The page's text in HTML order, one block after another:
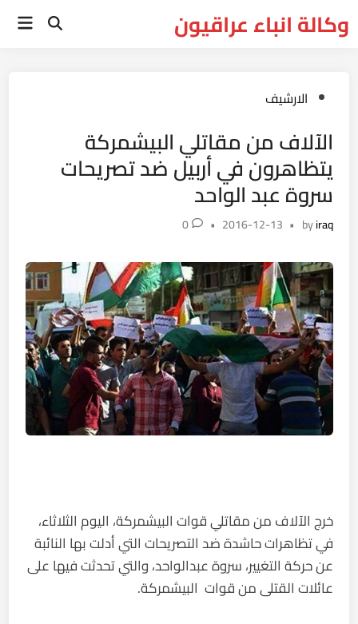
toوكالة انباء عراقيون Open
Postedالارشيف
الآلاف من مقاتلي البيشمركة
يتظاهرون في أربيل ضد تصريحات
سروة عبد الواحد
byiraq
•
2016-12-13
•
0
خرج الآلاف من مقاتلي قوات البيشمركة، اليوم الثلاثاء،
في تظاهرات حاشدة ضد التصريحات التي أدلت بها النائبة
عن حركة التغيير، سروة عبدالواحد، والتي تحدثت فيها على
عائلات القتلى من قوات البيشمركة.